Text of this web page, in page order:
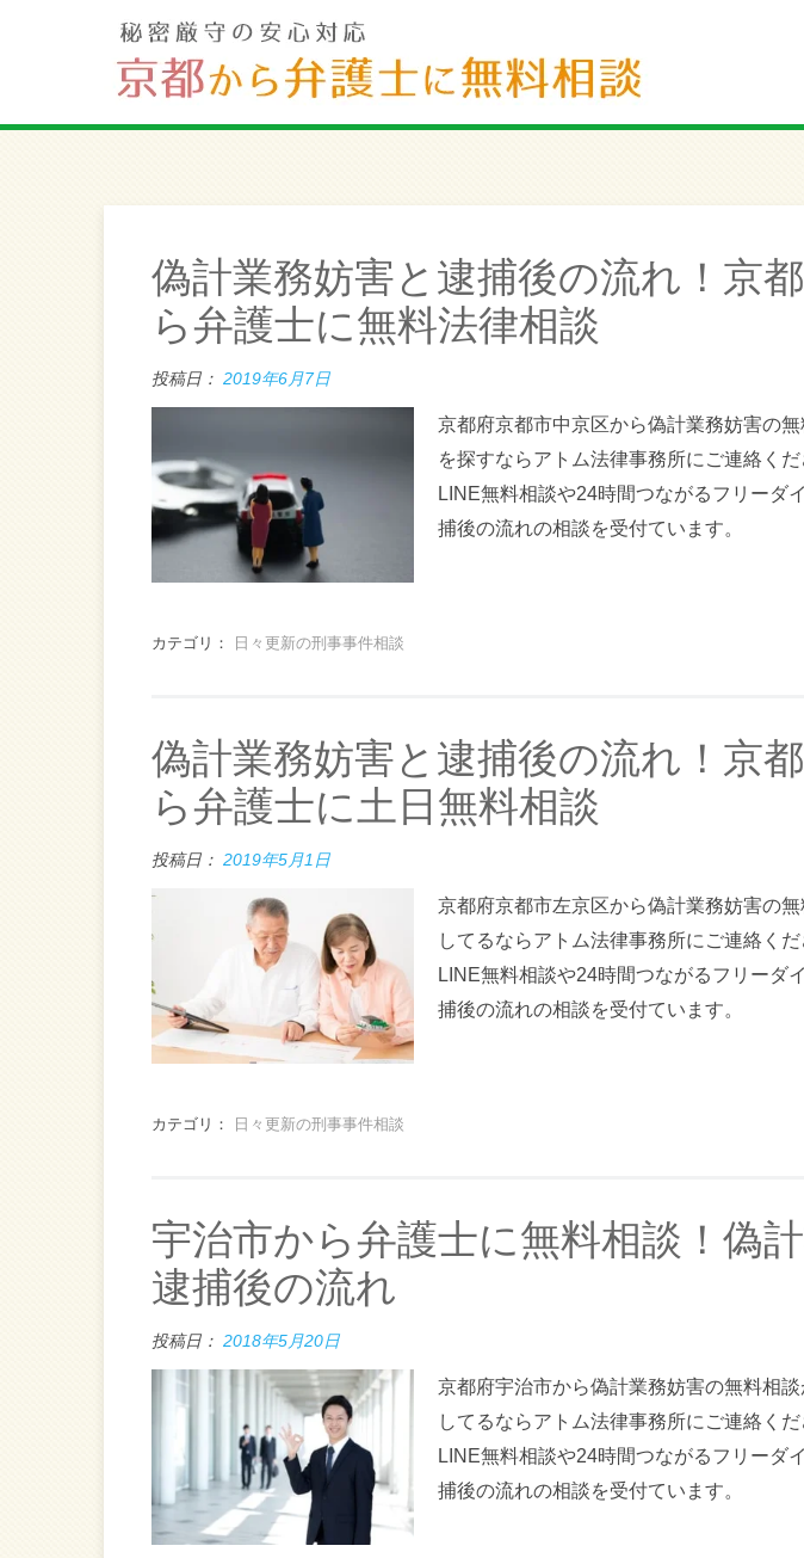
偽計業務妨害と逮捕後の流れ！京
ら弁護士に無料法律相談
投稿日： 2019年6月7日
京都府京都市中京区から偽計業務妨害の
を探すならアトム法律事務所にご連絡く
LINE無料相談や24時間つながるフリーダ
捕後の流れの相談を受付ています。
カテゴリ： 日々更新の刑事事件相談
偽計業務妨害と逮捕後の流れ！京
ら弁護士に土日無料相談
投稿日： 2019年5月1日
京都府京都市左京区から偽計業務妨害の
してるならアトム法律事務所にご連絡く
LINE無料相談や24時間つながるフリーダ
捕後の流れの相談を受付ています。
カテゴリ： 日々更新の刑事事件相談
宇治市から弁護士に無料相談！偽
逮捕後の流れ
投稿日： 2018年5月20日
京都府宇治市から偽計業務妨害の無料相
してるならアトム法律事務所にご連絡く
LINE無料相談や24時間つながるフリーダ
捕後の流れの相談を受付ています。